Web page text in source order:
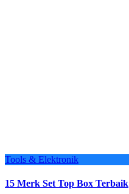
Tools & Elektronik
15 Merk Set Top Box Terbaik